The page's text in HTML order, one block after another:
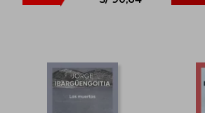
S/ 85,92